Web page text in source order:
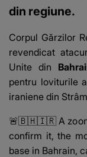
din regiune.
Corpul Gărzilor
revendicat
Unite din
pentru loviturile
iraniene din
🚨🇧🇭🇮🇷 A
confirm it, the
base in Bahrain,